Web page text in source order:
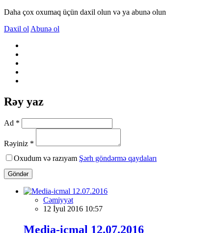
Daha çox oxumaq üçün daxil olun və ya abunə olun
Daxil ol Abunə ol
Rəy yaz
Ad *
Rəyiniz *
Oxudum və razıyam Şərh göndərmə qaydaları
Göndər
Cəmiyyət
12 İyul 2016 10:57
Media-icmal 12.07.2016